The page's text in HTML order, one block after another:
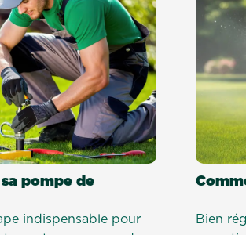
pompe de
indispensable pour
Bien